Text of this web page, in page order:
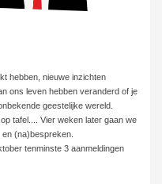
hebben, nieuwe inzichten
ons leven hebben veranderd of je
geestelijke wereld.
tafel.... Vier weken later gaan we
(na)bespreken.
tenminste 3 aanmeldingen